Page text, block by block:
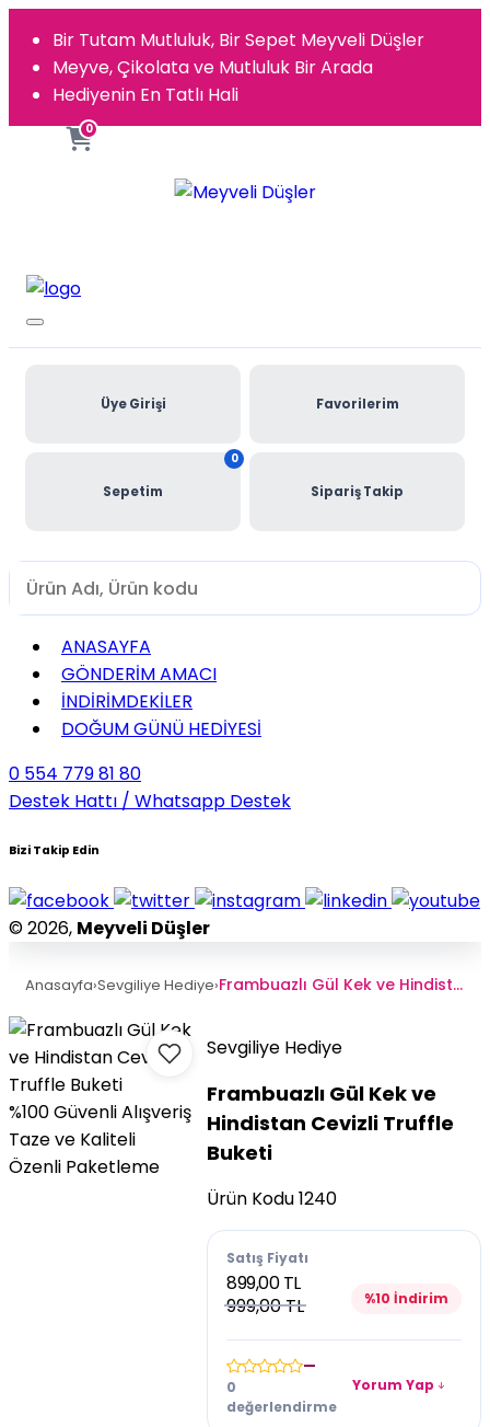
Bir Tutam Mutluluk, Bir Sepet Meyveli Düşler
Meyve, Çikolata ve Mutluluk Bir Arada
Hediyenin En Tatlı Hali
0
Üye Girişi Favorilerim
0
Sepetim Sipariş Takip
ANASAYFA
GÖNDERİM AMACI
İNDİRİMDEKİLER
DOĞUM GÜNÜ HEDİYESİ
0 554 779 81 80
Destek Hattı / Whatsapp Destek
Bizi Takip Edin
© 2026, Meyveli Düşler
Anasayfa›Sevgiliye Hediye› Frambuazlı Gül Kek ve Hindistan Cevizli Truffle Buketi
%100 Güvenli Alışveriş
Taze ve Kaliteli
Özenli Paketleme
Sevgiliye Hediye
Frambuazlı Gül Kek ve
Hindistan Cevizli Truffle
Buketi
Ürün Kodu1240
Satış Fiyatı
899,00 TL
999,00 TL
%10 İndirim
—
0
değerlendirme
Yorum Yap